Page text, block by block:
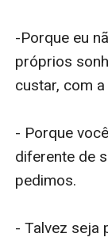
-Porque eu
próprios
custar, com
- Porque
diferente de
pedimos.
- Talvez seja